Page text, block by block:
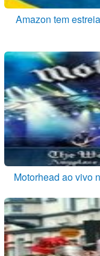
Amazon tem
Motorhead ao vivo